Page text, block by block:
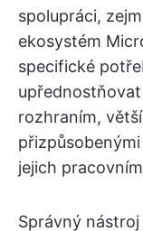
spolupráci,
ekosystém
specifické
rozhraním,
jejich
Správný